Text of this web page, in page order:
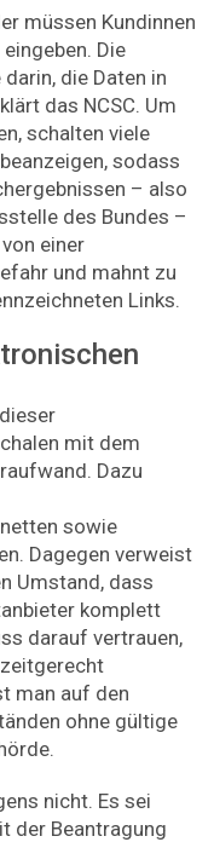
müssen Kundinnen
Die
die Daten in
das NCSC. Um
schalten viele
sodass
– also
des Bundes –
einer
und mahnt zu
Links.
mit dem
Dazu
sowie
Dagegen verweist
Umstand, dass
komplett
darauf vertrauen,
man auf den
ohne gültige
nicht. Es sei
der Beantragung